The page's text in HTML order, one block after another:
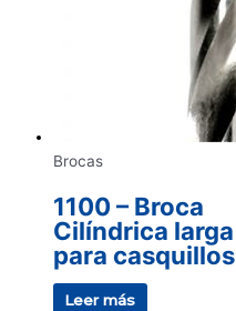
Brocas
1100 – Broca
Cilíndrica larga
para casquillos
Leer más